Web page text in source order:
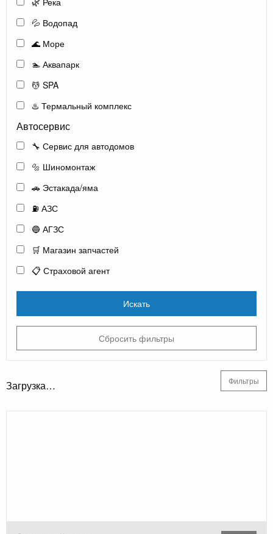
💦 Водопад
🌊 Море
🏊 Аквапарк
💆 SPA
♨️ Термальный комплекс
Автосервис
🔧 Сервис для автодомов
🔩 Шиномонтаж
🚗 Эстакада/яма
⛽ АЗС
🔵 АГЗС
🛒 Магазин запчастей
📋 Страховой агент
Искать
Сбросить фильтры
Загрузка… Фильтры